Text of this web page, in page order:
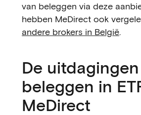
van beleggen via deze
hebben MeDirect ook
andere brokers in België.
De
beleggen in
MeDirect